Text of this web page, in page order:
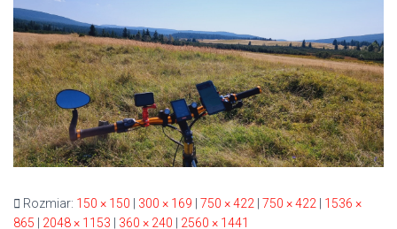
Rozmiar: 150 × 150 300 × 169 750 × 422 750 × 422
1536 ×
865
2048 × 1153 360 × 240 2560 × 1441